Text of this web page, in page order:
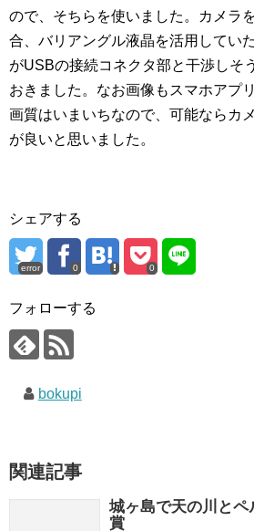
ので、そちらを使いました。カメラ
合、バリアングル液晶を活用してい
がUSBの接続コネクタ部と干渉しそ
おきました。なお画像もスマホアプ
画質はいまいちなので、可能ならカ
が良いと思いました。
シェアする
error 0 0
フォローする
bokupi
関連記事
城ヶ島で天の川と
賞